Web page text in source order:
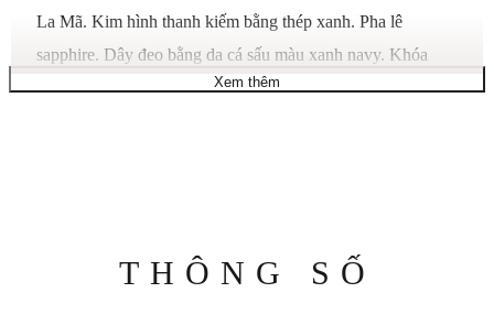
La Mã. Kim hình thanh kiếm bằng thép xanh. Pha lê
sapphire. Dây đeo bằng da cá sấu màu xanh navy. Khóa
ardillon bằng thép. Kích thước vỏ: 38 mm x 27,5 mm. Độ
Xem thêm
THÔNG SỐ